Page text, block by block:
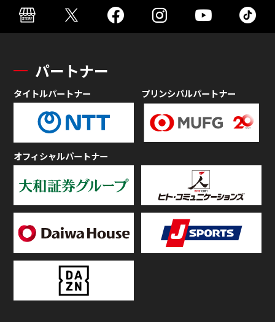
パートナー
タイトルパートナー プリンシパルパートナー
オフィシャルパートナー